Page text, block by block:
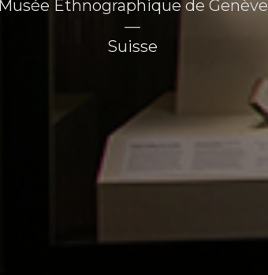
Musée Ethnographique de Genève
—
Suisse